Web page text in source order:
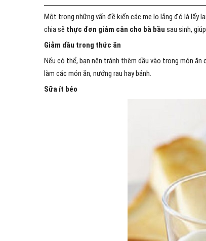
Một trong những vấn đề kiến các mẹ lo lắng đó là lấy
chia sẽ thực đơn giảm cân cho bà bầu sau sinh,
Giảm dầu trong thức ăn
Nếu có thể, bạn nên tránh thêm dầu vào trong món
làm các món ăn, nướng rau hay bánh.
Sữa ít béo